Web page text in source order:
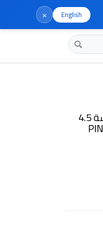
English
×
قفل ذكي بكاميرا مدمجة 2 ميجابكسل وشاشة 4.5
بوصة واتصال داخلي ثنائي الاتجاه. وصول عبر PIN